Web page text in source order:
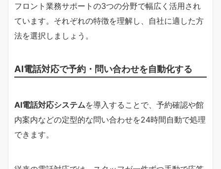
フロント業務サポートの3つの分野で幅広く活用され
ています。それぞれの特徴を理解し、自社に適した方
法を選択しましょう。
AI電話対応で予約・問い合わせを自動化する
AI電話対応システムを導入することで、予約確認や館
内案内などの定型的な問い合わせを24時間自動で処理
できます。